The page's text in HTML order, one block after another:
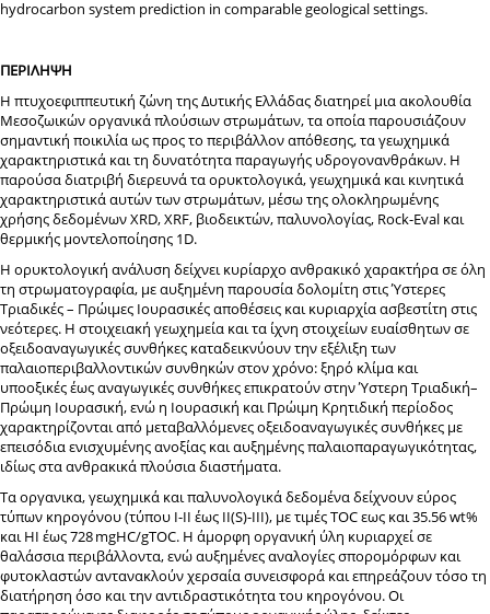
hydrocarbon system prediction in comparable geological settings.
ΠΕΡΙΛΗΨΗ
Η πτυχοεφιππευτική ζώνη της Δυτικής Ελλάδας διατηρεί μια ακολουθία
Mεσοζωικών οργανικά πλούσιων στρωμάτων, τα οποία παρουσιάζουν
σημαντική ποικιλία ως προς το περιβάλλον απόθεσης, τα γεωχημικά
χαρακτηριστικά και τη δυνατότητα παραγωγής υδρογονανθράκων. Η
παρούσα διατριβή διερευνά τα ορυκτολογικά, γεωχημικά και κινητικά
χαρακτηριστικά αυτών των στρωμάτων, μέσω της ολοκληρωμένης
χρήσης δεδομένων XRD, XRF, βιοδεικτών, παλυνολογίας, Rock-Eval και
θερμικής μοντελοποίησης 1D.
Η ορυκτολογική ανάλυση δείχνει κυρίαρχο ανθρακικό χαρακτήρα σε όλη
τη στρωματογραφία, με αυξημένη παρουσία δολομίτη στις Ύστερες
Τριαδικές – Πρώιμες Ιουρασικές αποθέσεις και κυριαρχία ασβεστίτη στις
νεότερες. Η στοιχειακή γεωχημεία και τα ίχνη στοιχείων ευαίσθητων σε
οξειδοαναγωγικές συνθήκες καταδεικνύουν την εξέλιξη των
παλαιοπεριβαλλοντικών συνθηκών στον χρόνο: ξηρό κλίμα και
υποοξικές έως αναγωγικές συνθήκες επικρατούν στην Ύστερη Τριαδική–
Πρώιμη Ιουρασική, ενώ η Ιουρασική και Πρώιμη Κρητιδική περίοδος
χαρακτηρίζονται από μεταβαλλόμενες οξειδοαναγωγικές συνθήκες με
επεισόδια ενισχυμένης ανoξίας και αυξημένης παλαιοπαραγωγικότητας,
ιδίως στα ανθρακικά πλούσια διαστήματα.
Τα οργανικα, γεωχημικά και παλυνολογικά δεδομένα δείχνουν εύρος
τύπων κηρογόνου (τύπου I-II έως II(S)-III), με τιμές TOC εως και 35.56 wt%
και HI έως 728mgHC/gTOC. Η άμορφη οργανική ύλη κυριαρχεί σε
θαλάσσια περιβάλλοντα, ενώ αυξημένες αναλογίες σπορομόρφων και
φυτοκλαστών αντανακλούν χερσαία συνεισφορά και επηρεάζουν τόσο τη
διατήρηση όσο και την αντιδραστικότητα του κηρογόνου. Οι